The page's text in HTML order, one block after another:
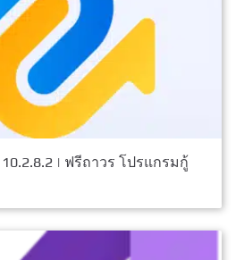
10.2.8.2 | ฟรีถาวร โปรแกรมกู้